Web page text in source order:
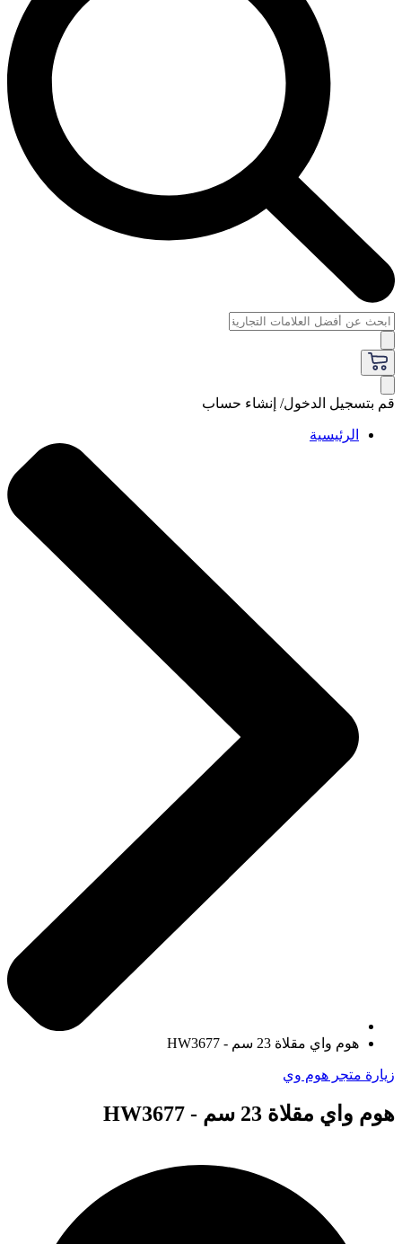
قم بتسجيل الدخول/ إنشاء حساب
الرئيسية
هوم واي مقلاة 23 سم - HW3677
زيارة متجر هوم وي
هوم واي مقلاة 23 سم - HW3677